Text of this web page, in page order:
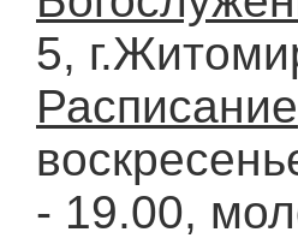
5,
Расписание
- 19.00,